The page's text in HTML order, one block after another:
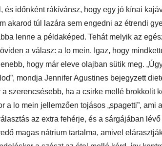
és időnként rákívánsz, hogy egy jó kínai
akarod túl lazára sem engedni az étrendi
lenne a példaképed. Tehát melyik az
a válasz: a lo mein. Igaz, hogy
hogy már eleve olajban sütik meg.
mondja Jennifer Agustines bejegyzett
a szerencsésebb, ha a csirke mellé brokkolit
a lo mein jellemzően tojásos „spagetti”, ami
az extra fehérje, és a sárgájában
magas nátrium tartalma, amivel